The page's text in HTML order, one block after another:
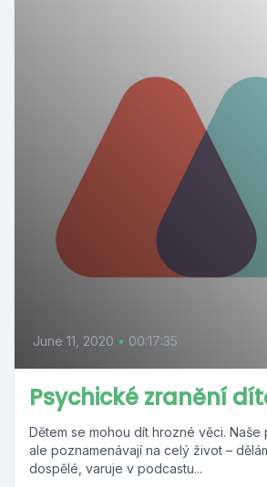
June 11, 2020 • 00:17:35
Psychické zranění
Dětem se mohou dít hrozné věci.
ale poznamenávají na celý život –
dospělé, varuje v podcastu...